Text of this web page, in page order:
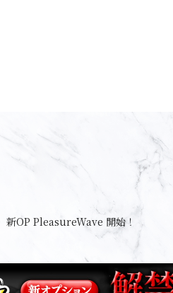
新OP PleasureWave 開始！